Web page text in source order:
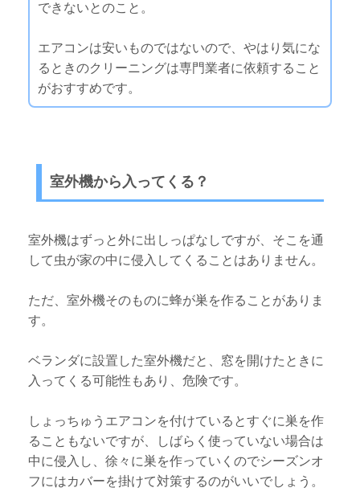
できないとのこと。
エアコンは安いものではないので、やはり気にな
るときのクリーニングは専門業者に依頼すること
がおすすめです。
室外機から入ってくる？
室外機はずっと外に出しっぱなしですが、そこを通
して虫が家の中に侵入してくることはありません。
ただ、室外機そのものに蜂が巣を作ることがありま
す。
ベランダに設置した室外機だと、窓を開けたときに
入ってくる可能性もあり、危険です。
しょっちゅうエアコンを付けているとすぐに巣を作
ることもないですが、しばらく使っていない場合は
中に侵入し、徐々に巣を作っていくのでシーズンオ
フにはカバーを掛けて対策するのがいいでしょう。